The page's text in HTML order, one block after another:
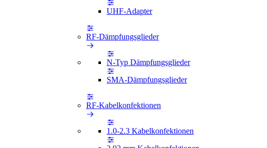
UHF-Adapter
RF-Dämpfungsglieder
N-Typ Dämpfungsglieder
SMA-Dämpfungsglieder
RF-Kabelkonfektionen
1.0-2.3 Kabelkonfektionen